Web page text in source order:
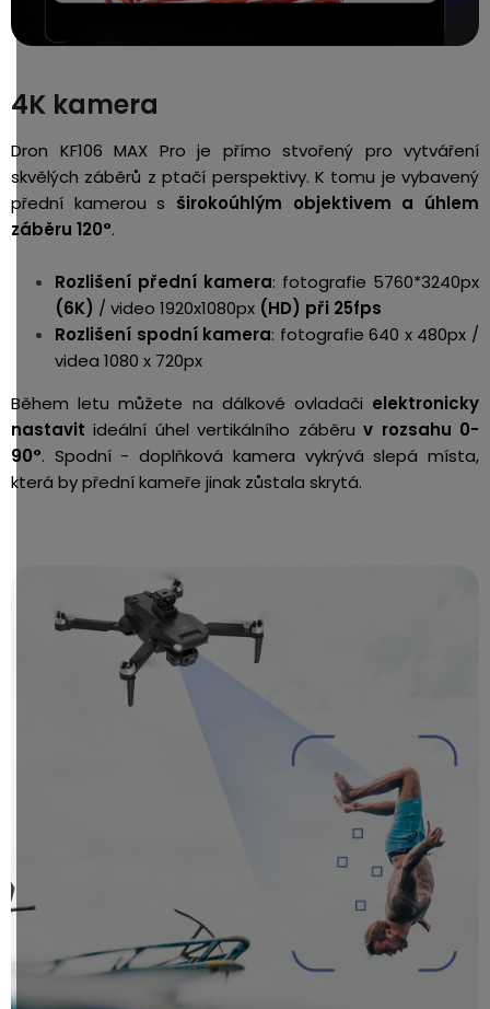
4K kamera
Dron KF106 MAX Pro je přímo stvořený pro vytváření
skvělých záběrů z ptačí perspektivy. K tomu je vybavený
přední kamerou s širokoúhlým objektivem a úhlem
záběru 120°.
Rozlišení přední kamera: fotografie 5760*3240px
(6K) / video 1920x1080px (HD) při 25fps
Rozlišení spodní kamera: fotografie 640 x 480px /
videa 1080 x 720px
Během letu můžete na dálkové ovladači elektronicky
nastavit ideální úhel vertikálního záběruv rozsahu 0-
90°. Spodní - doplňková kamera vykrývá slepá místa,
která by přední kameře jinak zůstala skrytá.